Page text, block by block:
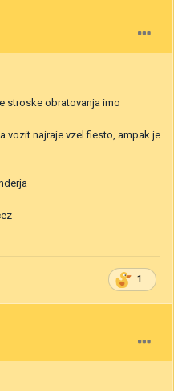
stroske obratovanja imo
vozit najraje vzel fiesto, ampak je
1